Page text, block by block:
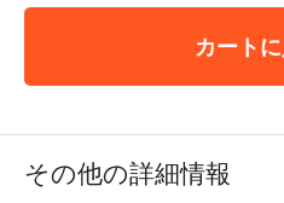
カート
その他の詳細情報